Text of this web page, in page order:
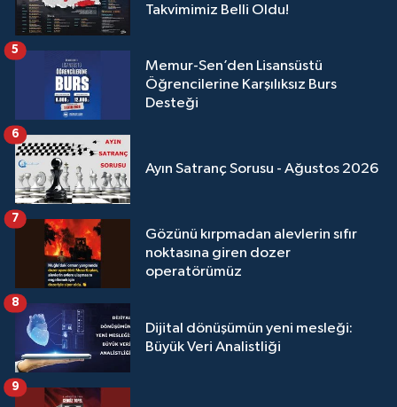
Takvimimiz Belli Oldu!
Memur-Sen’den Lisansüstü
Öğrencilerine Karşılıksız Burs
Desteği
5
Ayın Satranç Sorusu - Ağustos 2026
6
Gözünü kırpmadan alevlerin sıfır
noktasına giren dozer
operatörümüz
7
Dijital dönüşümün yeni mesleği:
Büyük Veri Analistliği
8
9